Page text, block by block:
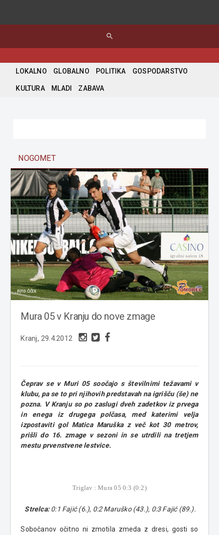
search
LOKALNO GLOBALNO POLITIKA GOSPODARSTVO
KULTURA MLADI ZABAVA
NOGOMET
Mura 05 v Kranju do nove zmage
Kranj, 29.4.2012
Čeprav se v Muri 05 soočajo s številnimi težavami v
klubu, pa se to pri njihovih predstavah na igrišču (še) ne
pozna. V Kranju so po zaslugi dveh zadetkov iz prvega
in enega iz drugega polčasa, med katerimi velja
izpostaviti gol Matica Maruška z več kot 30 metrov,
prišli do 16. zmage v sezoni in se utrdili na tretjem
mestu prvenstvene lestvice.
Triglav : Mura 05 0:3 (0:2)
Strelca:0:1 Fajić (6.), 0:2 Maruško (43.), 0:3 Fajić (89.).
Sobočanov očitno ni zmotila zmeda z dresi, gosti so